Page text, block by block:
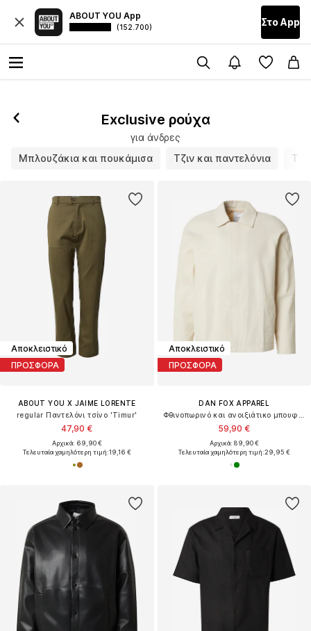
ABOUT YOU App
(152.700) Στο Αpp
Exclusive ρούχα
για άνδρες
Μπλουζάκια και πουκάμισα
Τζιν και παντελόνια
Αποκλειστικό
ΠΡΟΣΦΟΡΑ
ABOUT YOU X JAIME LORENTE
regular Παντελόνι τσίνο 'Timur'
47,90 €
Αρχικά: 69,90 €
Τελευταία χαμηλότερη τιμή:19,16 €
Αποκλειστικό
ΠΡΟΣΦΟΡΑ
DAN FOX APPAREL
59,90 €
Αρχικά: 89,90 €
Τελευταία χαμηλότερη τιμή:29,95 €